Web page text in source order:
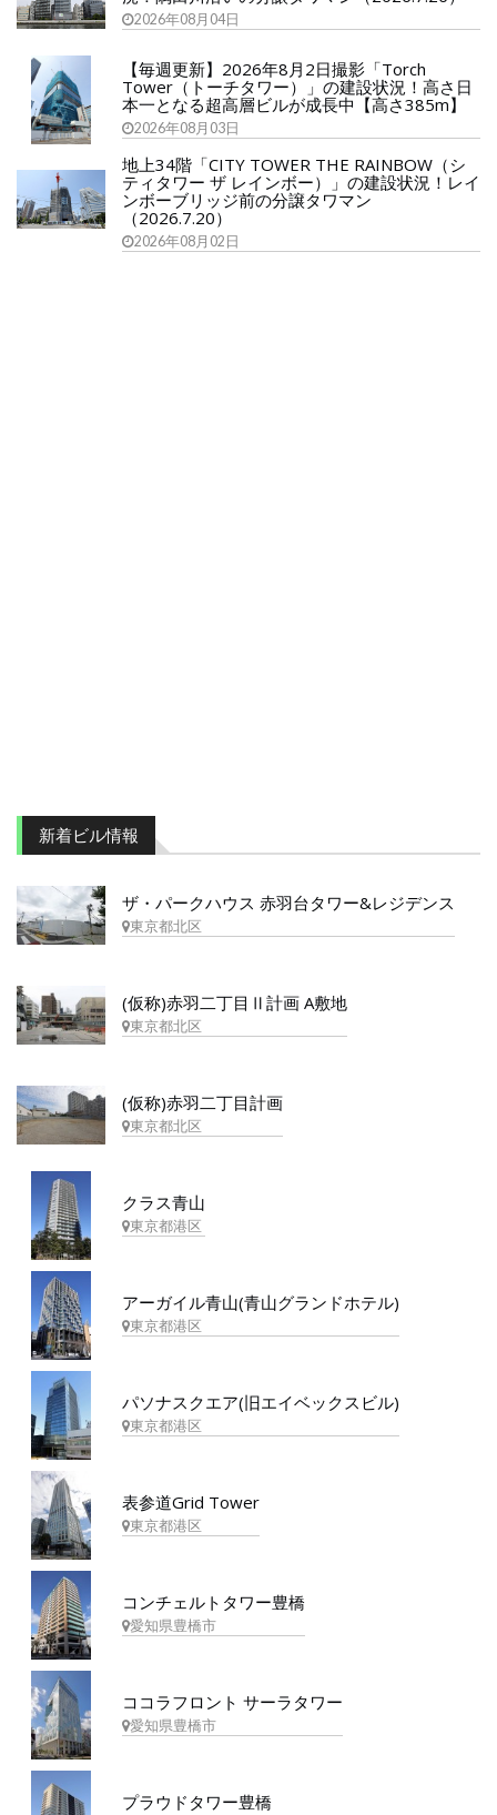
2026年08月04日
【毎週更新】2026年8月2日撮影「Torch
Tower（トーチタワー）」の建設状況！高さ日
本一となる超高層ビルが成長中【高さ385m】
2026年08月03日
地上34階「CITY TOWER THE RAINBOW（シ
ティタワー ザ レインボー）」の建設状況！レイ
ンボーブリッジ前の分譲タワマン
（2026.7.20）
2026年08月02日
新着ビル情報
ザ・パークハウス 赤羽台タワー&レジデンス
東京都北区
(仮称)赤羽二丁目Ⅱ計画 A敷地
東京都北区
(仮称)赤羽二丁目計画
東京都北区
クラス青山
東京都港区
アーガイル青山(青山グランドホテル)
東京都港区
パソナスクエア(旧エイベックスビル)
東京都港区
表参道Grid Tower
東京都港区
コンチェルトタワー豊橋
愛知県豊橋市
ココラフロント サーラタワー
愛知県豊橋市
プラウドタワー豊橋